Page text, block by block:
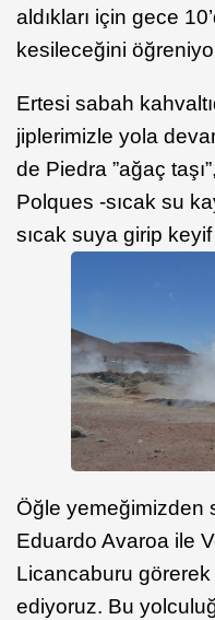
aldıkları için gece
kesileceğini
Ertesi sabah
jiplerimizle yola
de Piedra ”ağaç
Polques -sıcak su
sıcak suya girip keyif
Öğle yemeğimizden
Eduardo Avaroa ile
Licancaburu
ediyoruz. Bu